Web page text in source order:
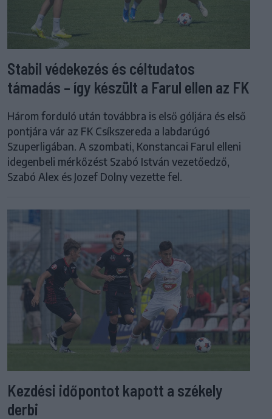
Stabil védekezés és céltudatos
támadás – így készült a Farul ellen az FK
Három forduló után továbbra is első góljára és első
pontjára vár az FK Csíkszereda a labdarúgó
Szuperligában. A szombati, Konstancai Farul elleni
idegenbeli mérkőzést Szabó István vezetőedző,
Szabó Alex és Jozef Dolny vezette fel.
Kezdési időpontot kapott a székely
derbi